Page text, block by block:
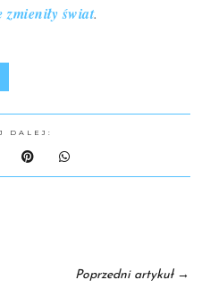
świat.
DALEJ:
Poprzedni artykuł→